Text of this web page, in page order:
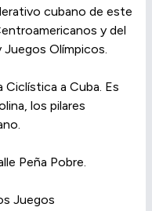
cubano de este
y del
Juegos Olímpicos.
a Cuba. Es
los pilares
Peña Pobre.
Juegos